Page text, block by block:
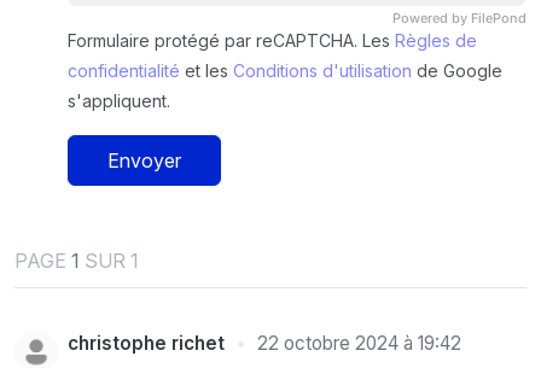
Powered by FilePond
Formulaire protégé par reCAPTCHA. Les Règles de
confidentialité et les Conditions d'utilisation de Google
s'appliquent.
Envoyer
PAGE 1 SUR 1
christophe richet 22 octobre 2024 à 19:42